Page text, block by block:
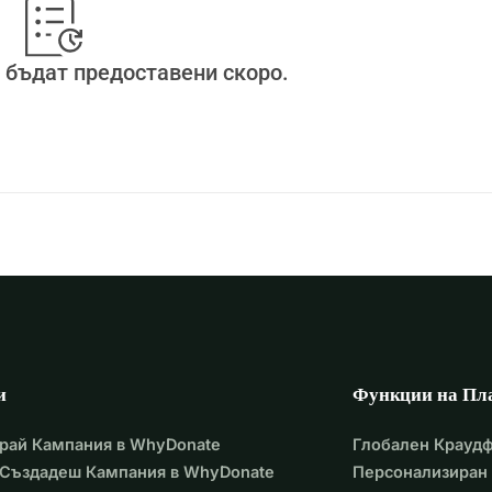
няколко инициативи:
сме във Фуфулсо, от там ще споделим снимки!
предоставени скоро.
Кампания в WhyDonate
Кампания в WhyDonate
Функции на
Глобален
Персонализиран